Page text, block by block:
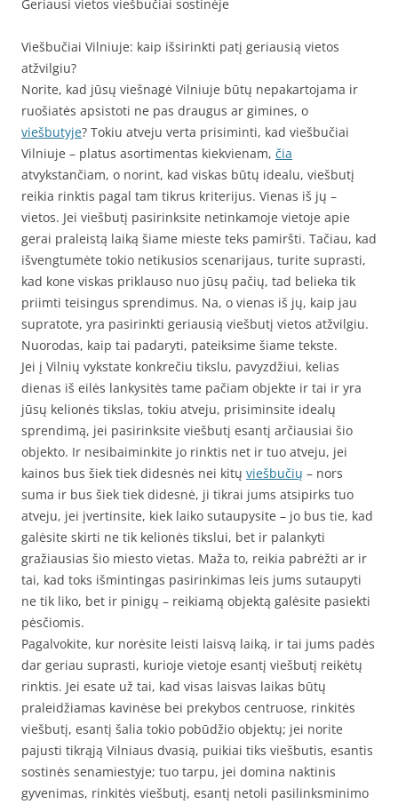
Geriausi vietos viešbučiai sostinėje
Viešbučiai Vilniuje: kaip išsirinkti patį geriausią vietos
atžvilgiu?
Norite, kad jūsų viešnagė Vilniuje būtų nepakartojama ir
ruošiatės apsistoti ne pas draugus ar gimines, o
viešbutyje? Tokiu atveju verta prisiminti, kad viešbučiai
Vilniuje – platus asortimentas kiekvienam, čia
atvykstančiam, o norint, kad viskas būtų idealu, viešbutį
reikia rinktis pagal tam tikrus kriterijus. Vienas iš jų –
vietos. Jei viešbutį pasirinksite netinkamoje vietoje apie
gerai praleistą laiką šiame mieste teks pamiršti. Tačiau, kad
išvengtumėte tokio netikusios scenarijaus, turite suprasti,
kad kone viskas priklauso nuo jūsų pačių, tad belieka tik
priimti teisingus sprendimus. Na, o vienas iš jų, kaip jau
supratote, yra pasirinkti geriausią viešbutį vietos atžvilgiu.
Nuorodas, kaip tai padaryti, pateiksime šiame tekste.
Jei į Vilnių vykstate konkrečiu tikslu, pavyzdžiui, kelias
dienas iš eilės lankysitės tame pačiam objekte ir tai ir yra
jūsų kelionės tikslas, tokiu atveju, prisiminsite idealų
sprendimą, jei pasirinksite viešbutį esantį arčiausiai šio
objekto. Ir nesibaiminkite jo rinktis net ir tuo atveju, jei
kainos bus šiek tiek didesnės nei kitų viešbučių – nors
suma ir bus šiek tiek didesnė, ji tikrai jums atsipirks tuo
atveju, jei įvertinsite, kiek laiko sutaupysite – jo bus tie, kad
galėsite skirti ne tik kelionės tikslui, bet ir palankyti
gražiausias šio miesto vietas. Maža to, reikia pabrėžti ar ir
tai, kad toks išmintingas pasirinkimas leis jums sutaupyti
ne tik liko, bet ir pinigų – reikiamą objektą galėsite pasiekti
pėsčiomis.
Pagalvokite, kur norėsite leisti laisvą laiką, ir tai jums padės
dar geriau suprasti, kurioje vietoje esantį viešbutį reikėtų
rinktis. Jei esate už tai, kad visas laisvas laikas būtų
praleidžiamas kavinėse bei prekybos centruose, rinkitės
viešbutį, esantį šalia tokio pobūdžio objektų; jei norite
pajusti tikrąją Vilniaus dvasią, puikiai tiks viešbutis, esantis
sostinės senamiestyje; tuo tarpu, jei domina naktinis
gyvenimas, rinkitės viešbutį, esantį netoli pasilinksminimo